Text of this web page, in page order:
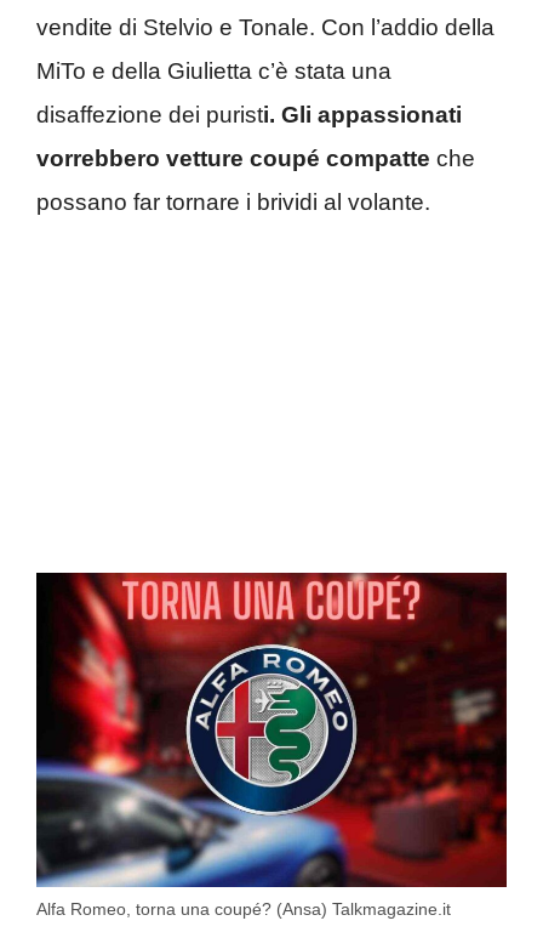
vendite di Stelvio e Tonale. Con l’addio della
MiTo e della Giulietta c’è stata una
disaffezione dei puristi. Gli appassionati
vorrebbero vetture coupé compatte che
possano far tornare i brividi al volante.
Alfa Romeo, torna una coupé? (Ansa) Talkmagazine.it